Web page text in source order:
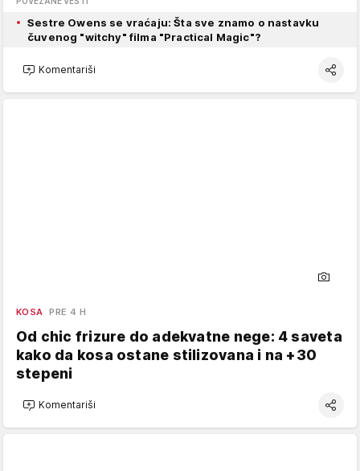
Sestre Owens se vraćaju: Šta sve znamo o nastavku
čuvenog "witchy" filma "Practical Magic"?
Komentariši
KOSA PRE 4 H
Od chic frizure do adekvatne nege: 4 saveta
kako da kosa ostane stilizovana i na +30
stepeni
Komentariši